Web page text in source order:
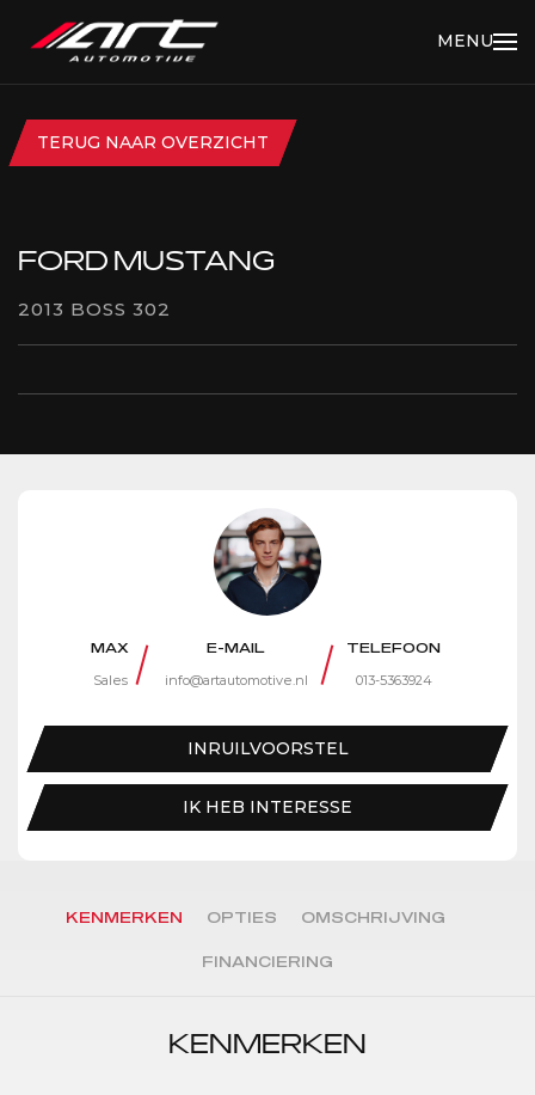
MENU
TERUG NAAR OVERZICHT
FORD MUSTANG
2013 BOSS 302
MAX
Sales
E-MAIL
info@artautomotive.nl
TELEFOON
013-5363924
INRUILVOORSTEL
IK HEB INTERESSE
KENMERKEN OPTIES OMSCHRIJVING
FINANCIERING
KENMERKEN